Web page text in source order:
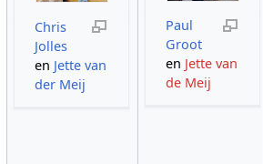
Chris
Jolles
en Jette van
der Meij
Paul
Groot
en Jette van
de Meij